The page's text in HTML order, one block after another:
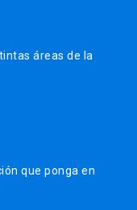
áreas de la
que ponga en